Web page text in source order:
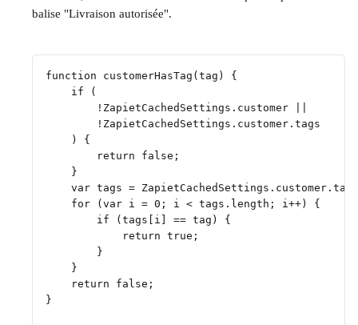
balise "Livraison autorisée".
function customerHasTag(tag) {
    if (
        !ZapietCachedSettings.customer ||
        !ZapietCachedSettings.customer.tags
    ) {
        return false;
    }
var tags =
    for (var i = 0; i < tags.length; i++) {
        if (tags[i] == tag) {
            return true;
        }
    }
    return false;
}